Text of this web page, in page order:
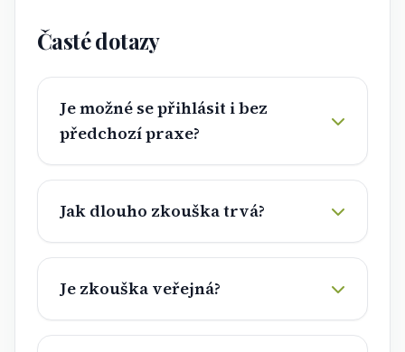
Časté dotazy
Je možné se přihlásit i bez
předchozí praxe?
Jak dlouho zkouška trvá?
Je zkouška veřejná?